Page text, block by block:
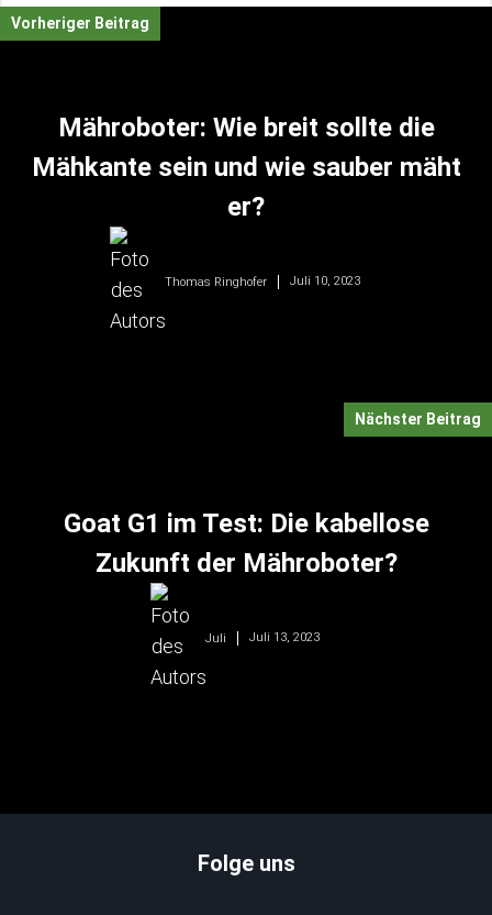
Vorheriger Beitrag
Mähroboter: Wie breit sollte die
Mähkante sein und wie sauber mäht
er?
Thomas Ringhofer Juli 10, 2023
Nächster Beitrag
Goat G1 im Test: Die kabellose
Zukunft der Mähroboter?
Juli Juli 13, 2023
Folge uns